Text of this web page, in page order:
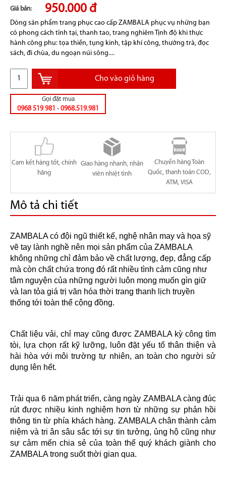
Giá bán: 950.000 đ
Dòng sản phẩm trang phục cao cấp ZAMBALA phục vụ những bạn
có phong cách tĩnh tại, thanh tao, trang nghiêm Tịnh độ khi thực
hành công phu: tọa thiền, tụng kinh, tập khí công, thưởng trà, đọc
sách, đi chùa, du ngoạn núi sông....
Cho vào giỏ hàng
Gọi đặt mua
0968 519 981 - 0968.519.981
Cam kết hàng tốt, chính
hãng
Giao hàng nhanh, nhân
viên nhiệt tình
Chuyển hàng Toàn
Quốc, thanh toán COD,
ATM, VISA
Mô tả chi tiết
ZAMBALA có đội ngũ thiết kế, nghệ nhân may và họa sỹ
vẽ tay lành nghề nên mọi sản phẩm của ZAMBALA
không những chỉ đảm bảo về chất lượng, đẹp, đẳng cấp
mà còn chất chứa trong đó rất nhiều tình cảm cũng như
tâm nguyện của những người luôn mong muốn gìn giữ
và lan tỏa giá trị văn hóa thời trang thanh lịch truyền
thống tới toàn thể cộng đồng.
Chất liệu vải, chỉ may cũng được ZAMBALA kỳ công tìm
tòi, lựa chọn rất kỹ lưỡng, luôn đặt yếu tố thân thiện và
hài hòa với môi trường tự nhiên, an toàn cho người sử
dụng lên hết.
Trải qua 6 năm phát triển, càng ngày ZAMBALA càng đúc
rút được nhiều kinh nghiệm hơn từ những sự phản hồi
thông tin từ phía khách hàng. ZAMBALA chân thành cảm
niệm và tri ân sâu sắc tới sự tin tưởng, ủng hộ cũng như
sự cảm mến chia sẻ của toàn thể quý khách giành cho
ZAMBALA trong suốt thời gian qua.